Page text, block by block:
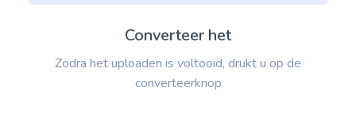
Converteer het
Zodra het uploaden is voltooid, drukt u op de
converteerknop